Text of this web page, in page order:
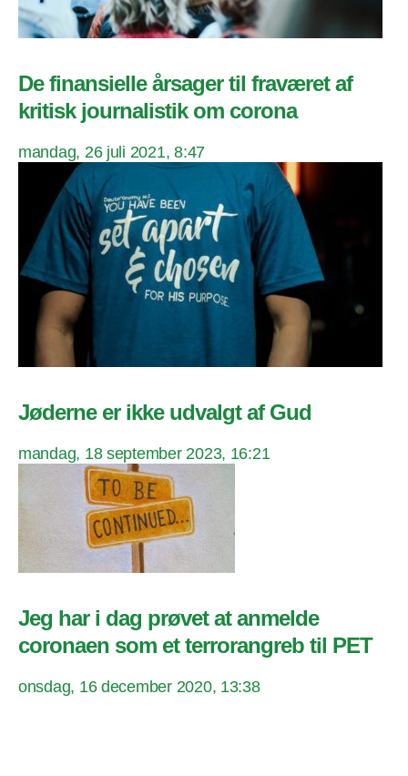
De finansielle årsager til fraværet af
kritisk journalistik om corona
mandag, 26 juli 2021, 8:47
Jøderne er ikke udvalgt af Gud
mandag, 18 september 2023, 16:21
Jeg har i dag prøvet at anmelde
coronaen som et terrorangreb til PET
onsdag, 16 december 2020, 13:38